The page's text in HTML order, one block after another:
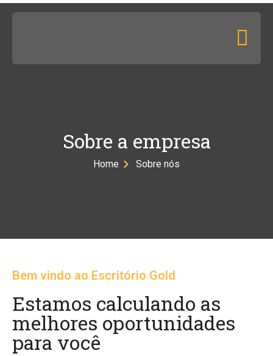
Sobre a empresa
Home Sobre nós
Bem vindo ao Escritório Gold
Estamos calculando as
melhores oportunidades
para você